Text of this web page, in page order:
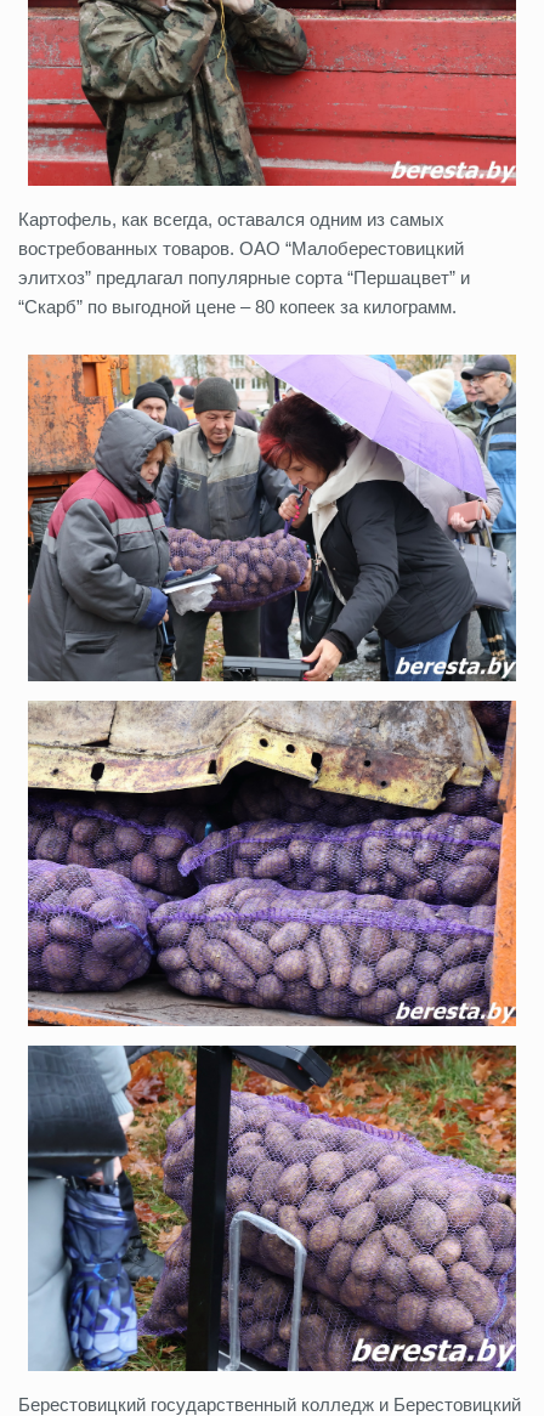
Картофель, как всегда, оставался одним из самых
востребованных товаров. ОАО “Малоберестовицкий
элитхоз” предлагал популярные сорта “Першацвет” и
“Скарб” по выгодной цене – 80 копеек за килограмм.
Берестовицкий государственный колледж и Берестовицкий